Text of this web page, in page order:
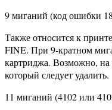
9 миганий (код ошибки
Также относится к
FINE. При 9-кратном
картриджа. Возможно, на
который следует удалить.
11 миганий (4102 или